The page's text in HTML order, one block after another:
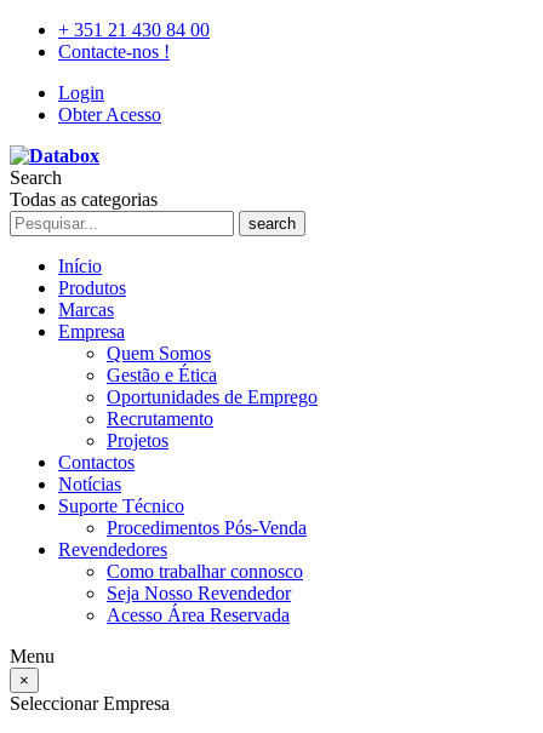
+ 351 21 430 84 00
Contacte-nos !
Login
Obter Acesso
Search
Todas as categorias
search
Início
Produtos
Marcas
Empresa
Quem Somos
Gestão e Ética
Oportunidades de Emprego
Recrutamento
Projetos
Contactos
Notícias
Suporte Técnico
Procedimentos Pós-Venda
Revendedores
Como trabalhar connosco
Seja Nosso Revendedor
Acesso Área Reservada
Menu
×
Seleccionar Empresa